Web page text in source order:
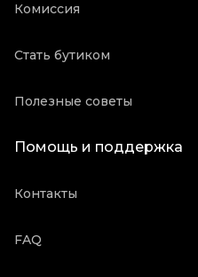
Комиссия
Стать бутиком
Полезные советы
Помощь и поддержка
Контакты
FAQ